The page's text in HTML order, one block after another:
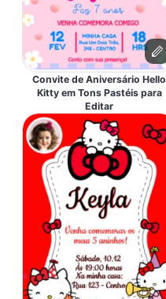
Convite de Aniversário Hello
Kitty em Tons Pastéis para
Editar